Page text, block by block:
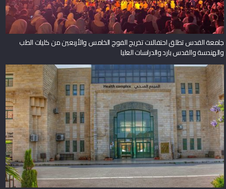
جامعة القدس تطلق احتفالات تخريج الفوج الخامس والأربعين من كليات الطب
والهندسة والقدس بارد والدراسات العليا